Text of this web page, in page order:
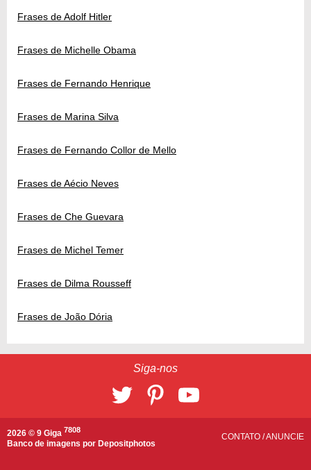
Frases de Adolf Hitler
Frases de Michelle Obama
Frases de Fernando Henrique
Frases de Marina Silva
Frases de Fernando Collor de Mello
Frases de Aécio Neves
Frases de Che Guevara
Frases de Michel Temer
Frases de Dilma Rousseff
Frases de João Dória
Siga-nos
2026 © 9 Giga 7808
Banco de imagens por Depositphotos
CONTATO /ANUNCIE